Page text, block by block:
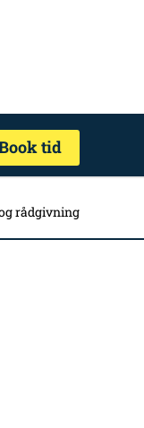
tid
rådgivning